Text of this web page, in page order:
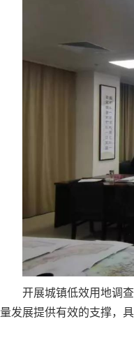
开展城镇低效用地调
量发展提供有效的支撑，